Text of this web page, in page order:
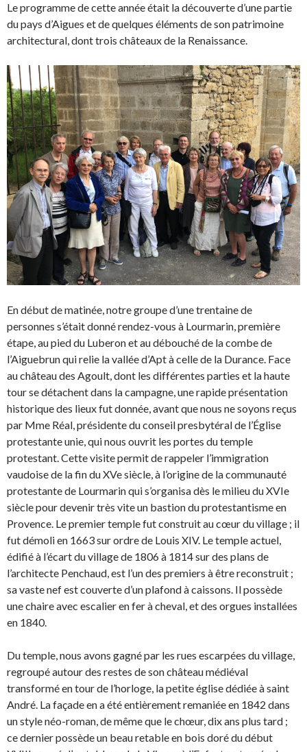
Le programme de cette année était la découverte d’une partie
du pays d’Aigues et de quelques éléments de son patrimoine
architectural, dont trois châteaux de la Renaissance.
En début de matinée, notre groupe d’une trentaine de
personnes s’était donné rendez-vous à Lourmarin, première
étape, au pied du Luberon et au débouché de la combe de
l’Aiguebrun qui relie la vallée d’Apt à celle de la Durance. Face
au château des Agoult, dont les différentes parties et la haute
tour se détachent dans la campagne, une rapide présentation
historique des lieux fut donnée, avant que nous ne soyons reçus
par Mme Réal, présidente du conseil presbytéral de l’Église
protestante unie, qui nous ouvrit les portes du temple
protestant. Cette visite permit de rappeler l’immigration
vaudoise de la fin du XVe siècle, à l’origine de la communauté
protestante de Lourmarin qui s’organisa dès le milieu du XVIe
siècle pour devenir très vite un bastion du protestantisme en
Provence. Le premier temple fut construit au cœur du village ; il
fut démoli en 1663 sur ordre de Louis XIV. Le temple actuel,
édifié à l’écart du village de 1806 à 1814 sur des plans de
l’architecte Penchaud, est l’un des premiers à être reconstruit ;
sa vaste nef est couverte d’un plafond à caissons. Il possède
une chaire avec escalier en fer à cheval, et des orgues installées
en 1840.
Du temple, nous avons gagné par les rues escarpées du village,
regroupé autour des restes de son château médiéval
transformé en tour de l’horloge, la petite église dédiée à saint
André. La façade en a été entièrement remaniée en 1842 dans
un style néo-roman, de même que le chœur, dix ans plus tard ;
ce dernier possède un beau retable en bois doré du début